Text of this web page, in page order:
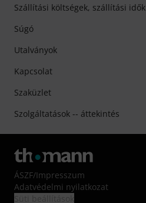
Szállítási költségek, szállítási idők
Súgó
Utalványok
Kapcsolat
Szaküzlet
Szolgáltatások -- áttekintés
ÁSZF/Impresszum
Adatvédelmi nyilatkozat